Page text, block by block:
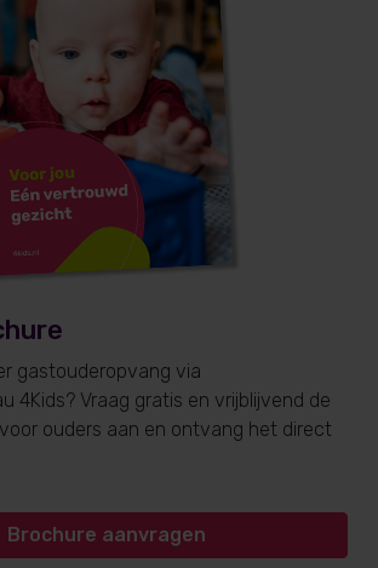
gastouderopvang via
4Kids? Vraag gratis en vrijblijvend de
ouders aan en ontvang het direct
Brochure aanvragen